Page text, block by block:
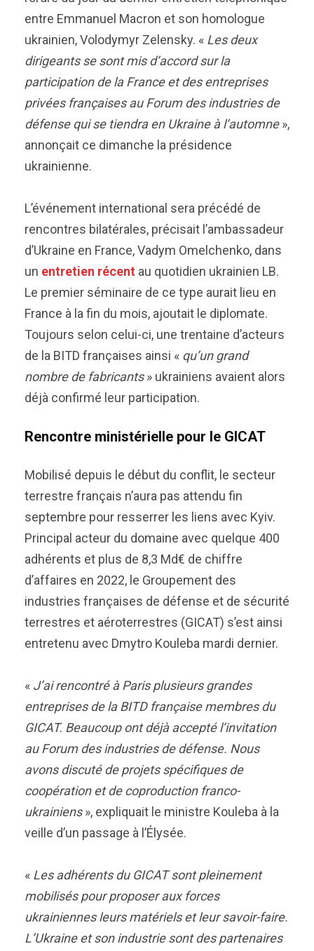
entre Emmanuel Macron et son homologue
ukrainien, Volodymyr Zelensky. « Les deux
dirigeants se sont mis d’accord sur la
participation de la France et des entreprises
privées françaises au Forum des industries de
défense qui se tiendra en Ukraine à l’automne»,
annonçait ce dimanche la présidence
ukrainienne.
L’événement international sera précédé de
rencontres bilatérales, précisait l’ambassadeur
d’Ukraine en France, Vadym Omelchenko, dans
un entretien récent au quotidien ukrainien LB.
Le premier séminaire de ce type aurait lieu en
France à la fin du mois, ajoutait le diplomate.
Toujours selon celui-ci, une trentaine d’acteurs
de la BITD françaises ainsi « qu’un grand
nombre de fabricants» ukrainiens avaient alors
déjà confirmé leur participation.
Rencontre ministérielle pour le GICAT
Mobilisé depuis le début du conflit, le secteur
terrestre français n’aura pas attendu fin
septembre pour resserrer les liens avec Kyiv.
Principal acteur du domaine avec quelque 400
adhérents et plus de 8,3 Md€ de chiffre
d’affaires en 2022, le Groupement des
industries françaises de défense et de sécurité
terrestres et aéroterrestres (GICAT) s’est ainsi
entretenu avec Dmytro Kouleba mardi dernier.
« J’ai rencontré à Paris plusieurs grandes
entreprises de la BITD française membres du
GICAT. Beaucoup ont déjà accepté l’invitation
au Forum des industries de défense. Nous
avons discuté de projets spécifiques de
coopération et de coproduction franco-
ukrainiens», expliquait le ministre Kouleba à la
veille d’un passage à l’Élysée.
« Les adhérents du GICAT sont pleinement
mobilisés pour proposer aux forces
ukrainiennes leurs matériels et leur savoir-faire.
L’Ukraine et son industrie sont des partenaires